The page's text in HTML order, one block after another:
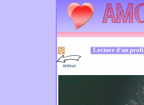
Lecture d'un
retour